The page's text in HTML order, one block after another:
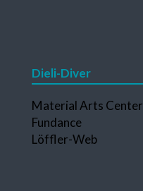
Dieli-Diver
Navigation
überspringen
Material Arts Center
Fundance
Löffler-Web